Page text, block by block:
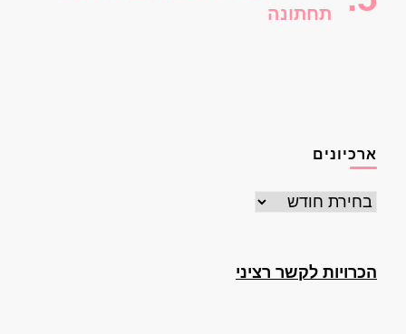
תחתונה
ארכיונים
ארכיונים
הכרויות לקשר רציני